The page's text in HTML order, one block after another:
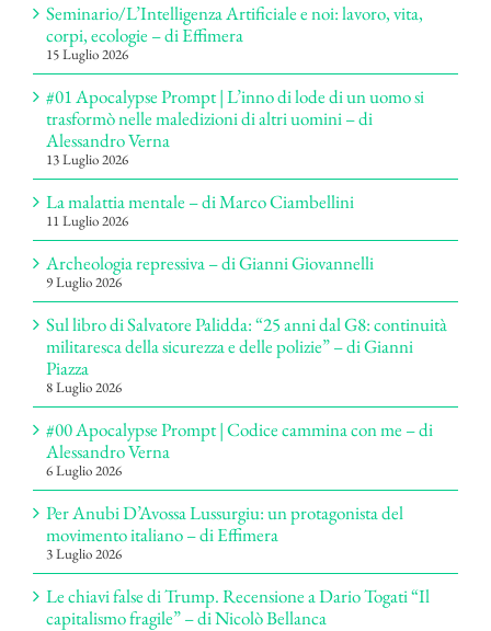
Seminario/L’Intelligenza Artificiale e noi: lavoro, vita,
corpi, ecologie – di Effimera
15 Luglio 2026
#01 Apocalypse Prompt | L’inno di lode di un uomo si
trasformò nelle maledizioni di altri uomini – di
Alessandro Verna
13 Luglio 2026
La malattia mentale – di Marco Ciambellini
11 Luglio 2026
Archeologia repressiva – di Gianni Giovannelli
9 Luglio 2026
Sul libro di Salvatore Palidda: “25 anni dal G8: continuità
militaresca della sicurezza e delle polizie” – di Gianni
Piazza
8 Luglio 2026
#00 Apocalypse Prompt | Codice cammina con me – di
Alessandro Verna
6 Luglio 2026
Per Anubi D’Avossa Lussurgiu: un protagonista del
movimento italiano – di Effimera
3 Luglio 2026
Le chiavi false di Trump. Recensione a Dario Togati “Il
capitalismo fragile” – di Nicolò Bellanca